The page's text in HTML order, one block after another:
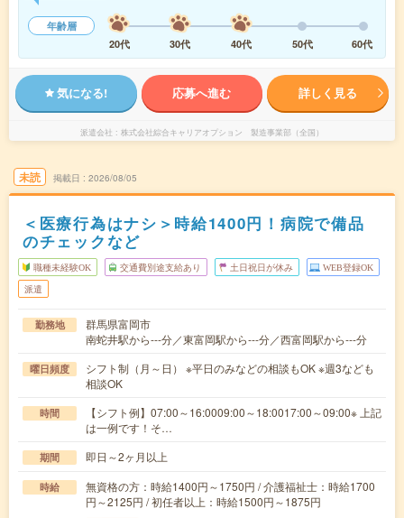
年齢層
20代
30代 40代 50代 60代
気になる! 応募へ進む 詳しく見る
派遣会社 株式会社綜合キャリアオプション 製造事業部（全国）
未読 掲載日 2026/08/05
＜医療行為はナシ＞時給1400円！病院で備品
のチェックなど
職種未経験OK 交通費別途支給あり 土日祝日が休み WEB登録OK
派遣
勤務地
群馬県富岡市
南蛇井駅から---分／東富岡駅から---分／西富岡駅から---分
曜日頻度
シフト制（月～日） ※平日のみなどの相談もOK ※週3なども
相談OK
時間
【シフト例】07:00～16:0009:00～18:0017:00～09:00※ 上記
は一例です！そ…
期間 即日～2ヶ月以上
時給
無資格の方：時給1400円～1750円 / 介護福祉士：時給1700
円～2125円 / 初任者以上：時給1500円～1875円